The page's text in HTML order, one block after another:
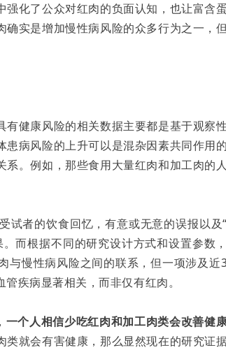
化了公众对红肉的负面认知，也让富含
实是增加慢性病风险的众多行为之一，
健康风险的相关数据主要都是基于观察
病风险的上升可以是混杂因素共同作用的
。例如，那些食用大量红肉和加工肉的
试者的饮食回忆，有意或无意的误报以及
而根据不同的研究设计方式和设置参数
与慢性病风险之间的联系，但一项涉及近
疾病显著相关，而非仅有红肉。
一个人相信少吃红肉和加工肉类会改善健
类就会有害健康，那么显然现在的研究证